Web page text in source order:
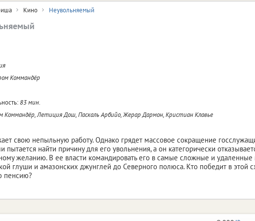
Кино Неувольняемый
Коммандёр
83 мин.
Коммандёр, Летиция Дош, Паскаль Арбийо, Жерар Дармон, Кристиан Клавье
свою непыльную работу. Однако грядет массовое сокращение
пытается найти причину для его увольнения, а он категорически
желанию. В ее власти командировать его в самые сложные и
глуши и амазонских джунглей до Северного полюса. Кто победит в этой
пенсию?